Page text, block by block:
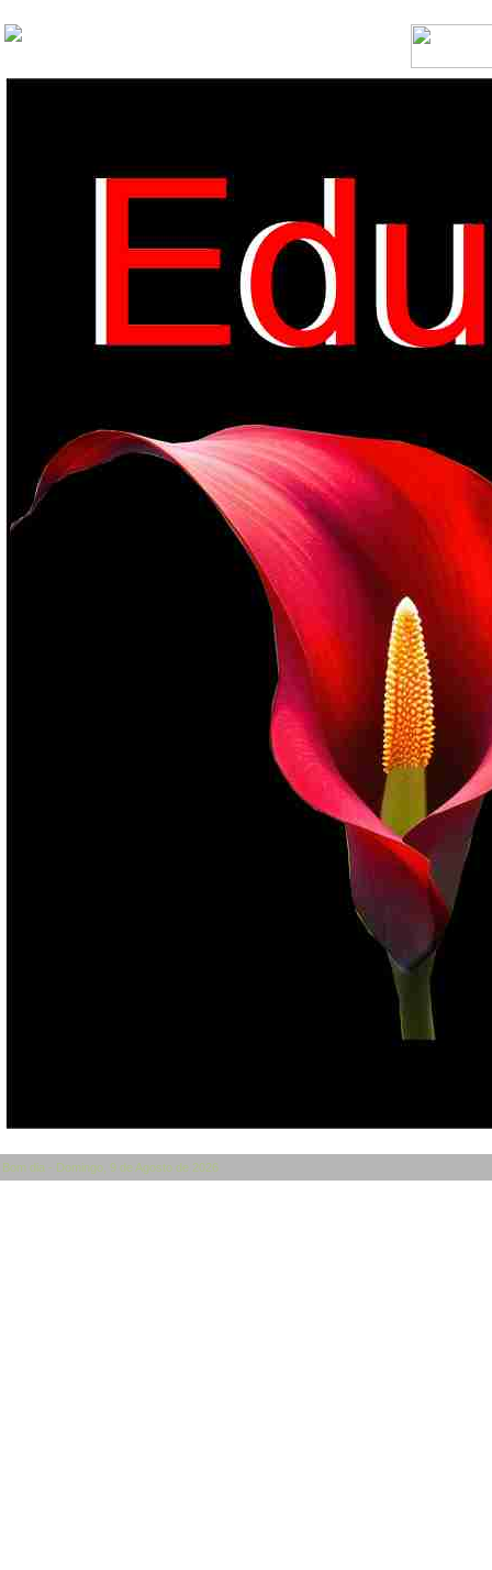
Bom dia - Domingo, 9 de Agosto de 2026